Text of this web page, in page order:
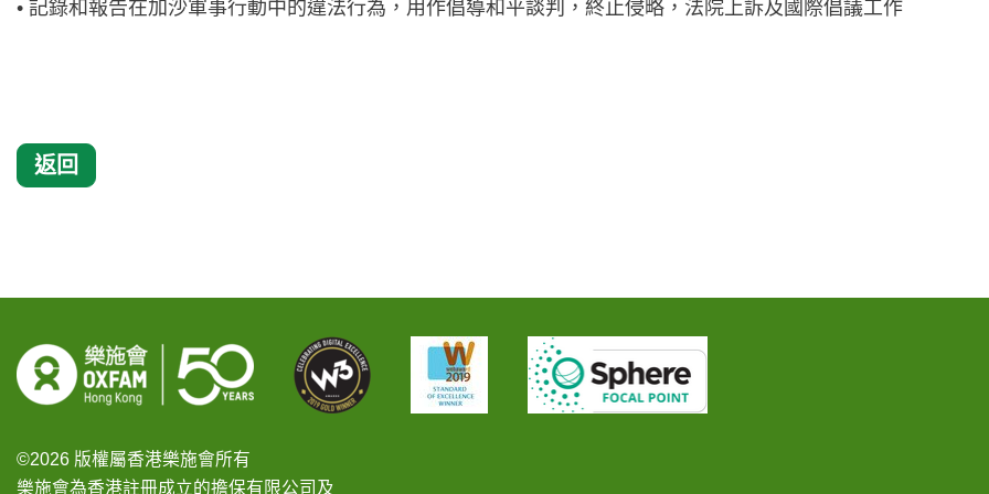
• 記錄和報告在加沙軍事行動中的違法行為，用作倡導和平談判，終止侵略，法院上訴及國際倡議工作
返回
©2026 版權屬香港樂施會所有
樂施會為香港註冊成立的擔保有限公司及